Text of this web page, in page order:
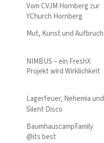
Vom CVJM Hornberg zur
YChurch Hornberg
Mut, Kunst und Aufbruch
NIMBUS – ein FreshX
Projekt wird Wirklichkeit
Lagerfeuer, Nehemia und
Silent Disco
BaumhauscampFamily
@its best